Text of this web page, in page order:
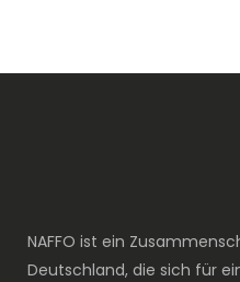
NAFFO ist ein
Deutschland, die sich für